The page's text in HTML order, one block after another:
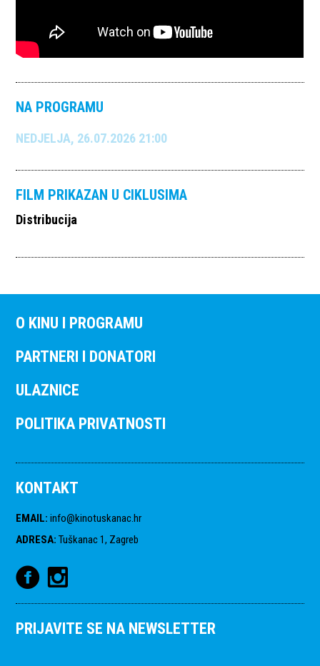
NA PROGRAMU
NEDJELJA, 26.07.2026 21:00
FILM PRIKAZAN U CIKLUSIMA
Distribucija
O KINU I PROGRAMU
PARTNERI I DONATORI
ULAZNICE
POLITIKA PRIVATNOSTI
KONTAKT
EMAIL: info@kinotuskanac.hr
ADRESA: Tuškanac 1, Zagreb
PRIJAVITE SE NA NEWSLETTER